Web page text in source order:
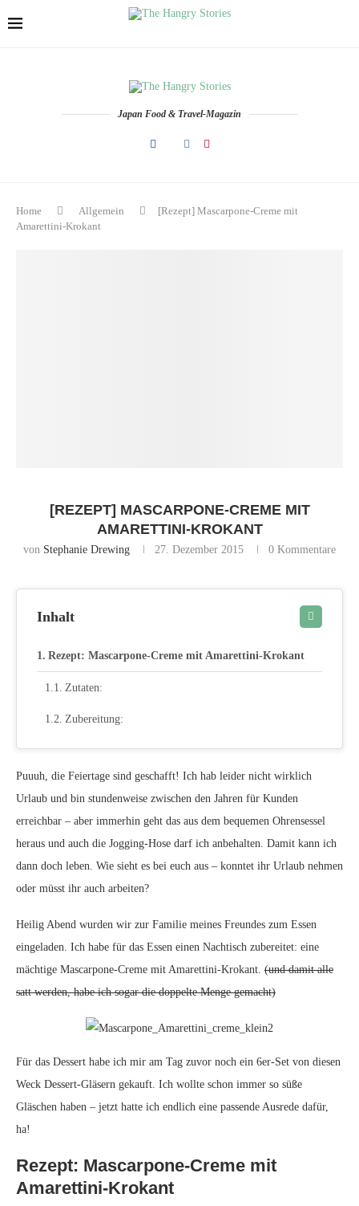
Japan Food & Travel-Magazin
Home Allgemein
[Rezept] Mascarpone-Creme mit
Amarettini-Krokant
[REZEPT] MASCARPONE-CREME MIT
AMARETTINI-KROKANT
von Stephanie Drewing 27. Dezember 2015 0 Kommentare
Inhalt
Rezept: Mascarpone-Creme mit Amarettini-Krokant
Zutaten:
Zubereitung:
Puuuh, die Feiertage sind geschafft! Ich hab leider nicht wirklich
Urlaub und bin stundenweise zwischen den Jahren für Kunden
erreichbar – aber immerhin geht das aus dem bequemen Ohrensessel
heraus und auch die Jogging-Hose darf ich anbehalten. Damit kann ich
dann doch leben. Wie sieht es bei euch aus – konntet ihr Urlaub nehmen
oder müsst ihr auch arbeiten?
Heilig Abend wurden wir zur Familie meines Freundes zum Essen
eingeladen. Ich habe für das Essen einen Nachtisch zubereitet: eine
mächtige Mascarpone-Creme mit Amarettini-Krokant. (und damit alle
satt werden, habe ich sogar die doppelte Menge gemacht)
Für das Dessert habe ich mir am Tag zuvor noch ein 6er-Set von diesen
Weck Dessert-Gläsern gekauft. Ich wollte schon immer so süße
Gläschen haben – jetzt hatte ich endlich eine passende Ausrede dafür,
ha!
Rezept: Mascarpone-Creme mit
Amarettini-Krokant